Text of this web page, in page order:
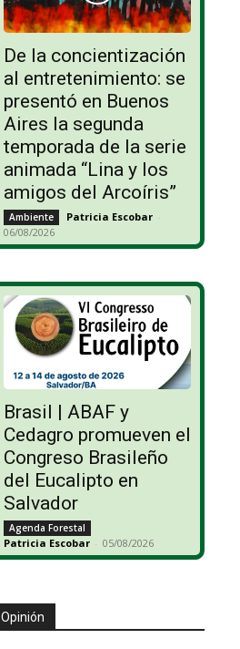
De la concientización
al entretenimiento: se
presentó en Buenos
Aires la segunda
temporada de la serie
animada “Lina y los
amigos del Arcoíris”
Ambiente Patricia Escobar -
06/08/2026
Brasil | ABAF y
Cedagro promueven el
Congreso Brasileño
del Eucalipto en
Salvador
Agenda Forestal
Patricia Escobar - 05/08/2026
Opinión